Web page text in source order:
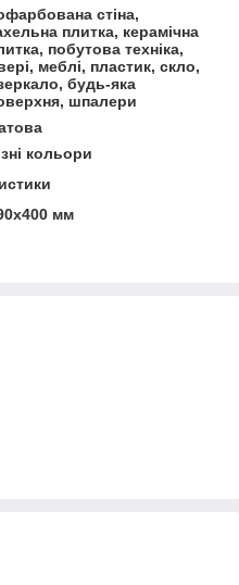
стіна,
плитка, керамічна
побутова техніка,
меблі, пластик, скло,
будь-яка
шпалери
кольори
мм